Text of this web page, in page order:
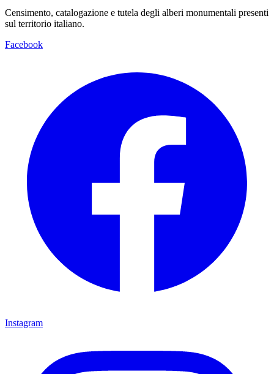
Censimento, catalogazione e tutela degli alberi monumentali presenti
sul territorio italiano.
Facebook
Instagram